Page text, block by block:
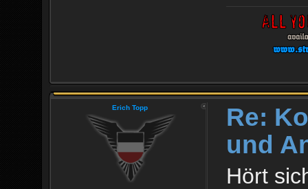
Erich Topp
Re:
und
Hört